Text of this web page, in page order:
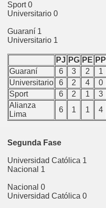
Sport 0
Universitario 0
Guaraní 1
Universitario 1
PJ PG PE PP
Guaraní
6 3 2 1
Universitario
6 2 4 0
Sport
6 2 1 3
Alianza
Lima
6 1 1 4
Segunda Fase
Universidad Católica 1
Nacional 1
Nacional 0
Universidad Católica 0